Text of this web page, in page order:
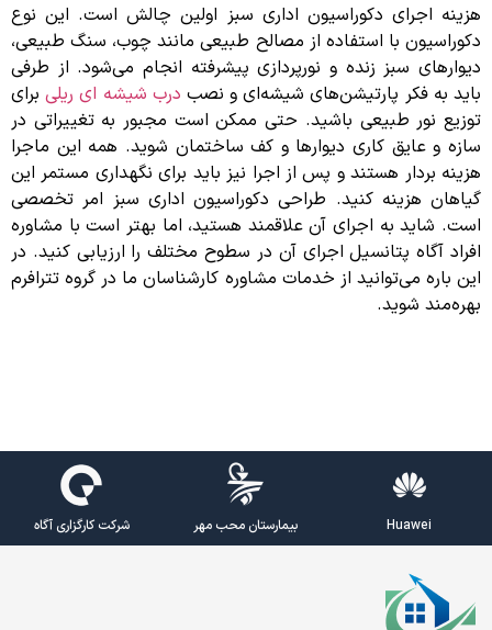
هزینه اجرای دکوراسیون اداری سبز اولین چالش است. این نوع
دکوراسیون با استفاده از مصالح طبیعی مانند چوب، سنگ طبیعی،
دیوارهای سبز زنده و نورپردازی پیشرفته انجام می‌شود. از طرفی
باید به فکر پارتیشن‌های شیشه‌ای و نصب درب شیشه ای ریلیبرای
توزیع نور طبیعی باشید. حتی ممکن است مجبور به تغییراتی در
سازه و عایق کاری دیوارها و کف ساختمان شوید. همه این ماجرا
هزینه بردار هستند و پس از اجرا نیز باید برای نگهداری مستمر این
گیاهان هزینه کنید. طراحی دکوراسیون اداری سبز امر تخصصی
است. شاید به اجرای آن علاقمند هستید، اما بهتر است با مشاوره
افراد آگاه پتانسیل اجرای آن در سطوح مختلف را ارزیابی کنید. در
این باره می‌توانید از خدمات مشاوره کارشناسان ما در گروه تترافرم
بهره‌مند شوید.
شرکت کارگزاری آگاه بیمارستان محب مهر Huawei